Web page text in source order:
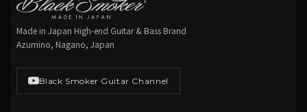
Made in Japan High-end Guitar & Bass Brand
Azumino, Nagano, Japan
Black Smoker Guitar Channel